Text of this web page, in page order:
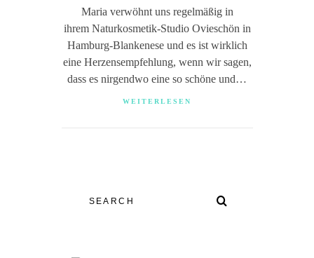
Maria verwöhnt uns regelmäßig in
ihrem Naturkosmetik-Studio Ovieschön in
Hamburg-Blankenese und es ist wirklich
eine Herzensempfehlung, wenn wir sagen,
dass es nirgendwo eine so schöne und…
WEITERLESEN